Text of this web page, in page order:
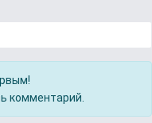
комментарий.